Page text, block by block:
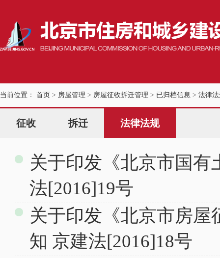
当前位置： 首页 > 房屋管理 > 房屋征收拆迁管理 > 已归档信息 > 法律
征收 拆迁 法律法规
关于印发《北京市国有
法[2016]19号
关于印发《北京市房
知 京建法[2016]18号